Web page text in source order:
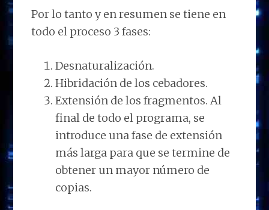
Por lo tanto y en resumen se tiene en
todo el proceso 3 fases:
Desnaturalización.
Hibridación de los cebadores.
Extensión de los fragmentos. Al
final de todo el programa, se
introduce una fase de extensión
más larga para que se termine de
obtener un mayor número de
copias.